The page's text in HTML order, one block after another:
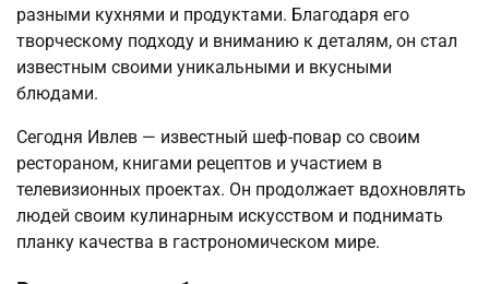
разными кухнями и продуктами. Благодаря его
творческому подходу и вниманию к деталям, он стал
известным своими уникальными и вкусными
блюдами.
Сегодня Ивлев — известный шеф-повар со своим
рестораном, книгами рецептов и участием в
телевизионных проектах. Он продолжает вдохновлять
людей своим кулинарным искусством и поднимать
планку качества в гастрономическом мире.